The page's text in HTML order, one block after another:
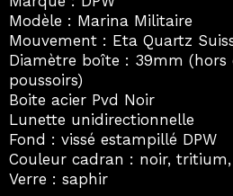
Modèle : Marina Militaire
Mouvement : Eta Quartz
Diamètre boîte : 39mm
poussoirs)
Boite acier Pvd Noir
Lunette unidirectionnelle
Fond : vissé estampillé DPW
Couleur cadran : noir,
Verre : saphir